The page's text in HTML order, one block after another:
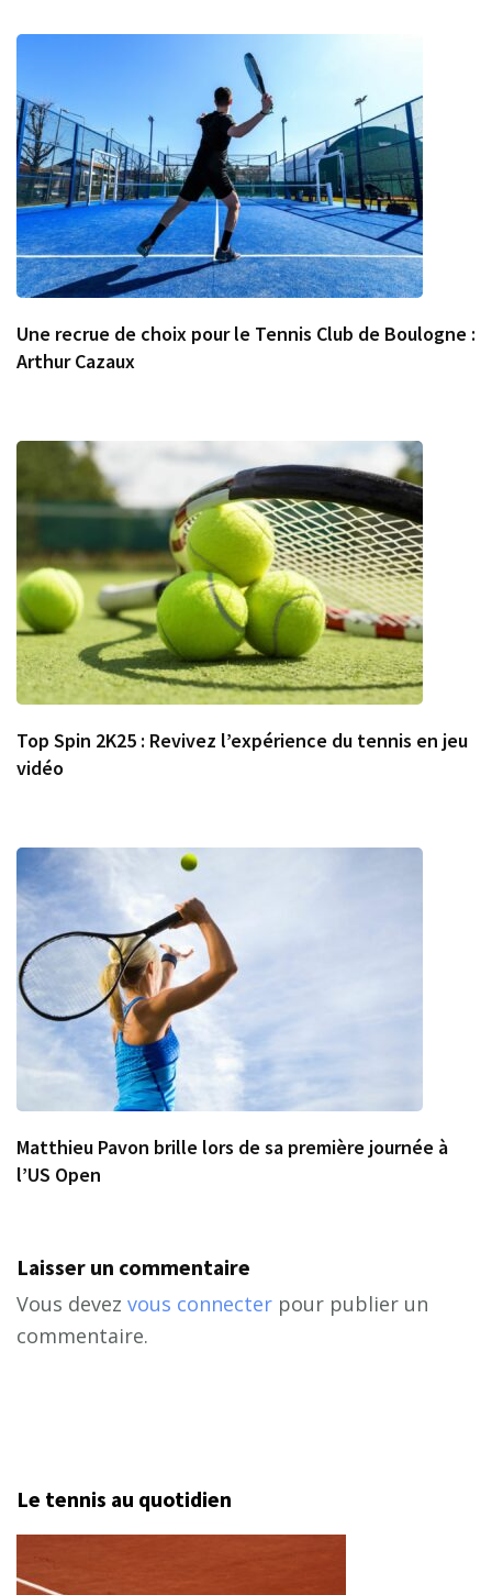
Une recrue de choix pour le Tennis Club de Boulogne :
Arthur Cazaux
Top Spin 2K25 : Revivez l’expérience du tennis en jeu
vidéo
Matthieu Pavon brille lors de sa première journée à
l’US Open
Laisser un commentaire
Vous devez vous connecter pour publier un
commentaire.
Le tennis au quotidien